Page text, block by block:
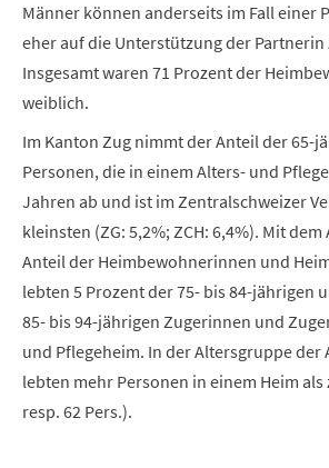
Männer können anderseits im Fall einer
eher auf die Unterstützung der
Insgesamt waren 71 Prozent der
weiblich.
Im Kanton Zug nimmt der Anteil der 65-
Personen, die in einem Alters- und
Jahren ab und ist im Zentralschweizer
kleinsten (ZG: 5,2%; ZCH: 6,4%). Mit
Anteil der Heimbewohnerinnen und
lebten 5 Prozent der 75- bis 84-jährigen
85- bis 94-jährigen Zugerinnen und
und Pflegeheim. In der Altersgruppe der
lebten mehr Personen in einem Heim als
resp. 62 Pers.).